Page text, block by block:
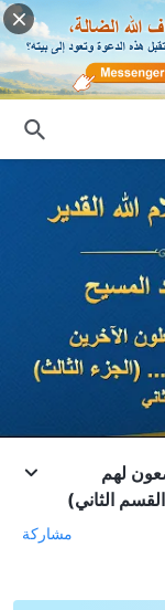
لهم
الثاني)
مشاركة